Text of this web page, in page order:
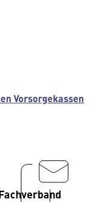
Vorsorgekassen